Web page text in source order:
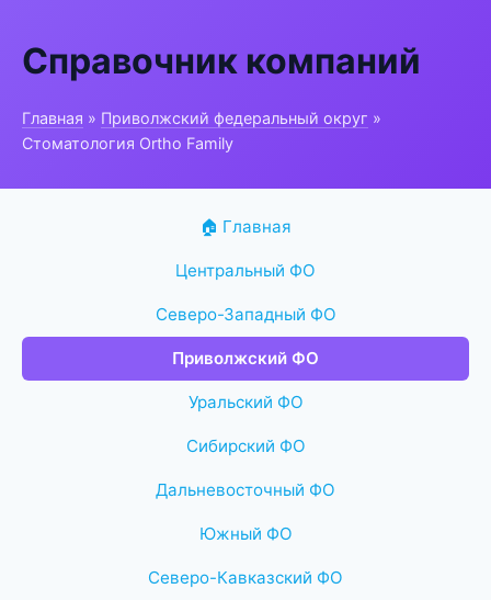
Справочник компаний
Главная » Приволжский федеральный округ »
Стоматология Ortho Family
🏠 Главная
Центральный ФО
Северо-Западный ФО
Приволжский ФО
Уральский ФО
Сибирский ФО
Дальневосточный ФО
Южный ФО
Северо-Кавказский ФО